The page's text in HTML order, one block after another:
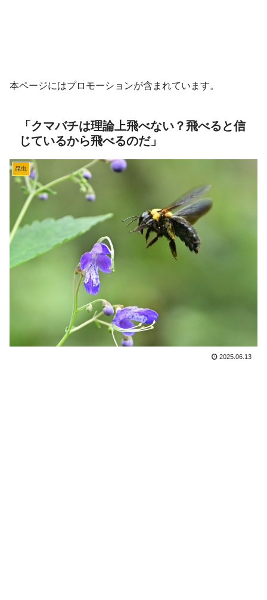
本ページにはプロモーションが含まれています。
「クマバチは理論上飛べない？飛べると信
じているから飛べるのだ」
昆虫
2025.06.13